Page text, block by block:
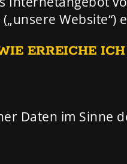
Website“)
ERREICHE ICH
Daten im Sinne